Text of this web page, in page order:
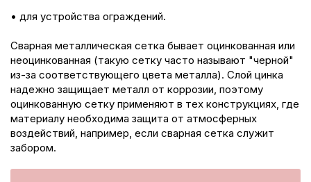
• для устройства ограждений.
Сварная металлическая сетка бывает оцинкованная или
неоцинкованная (такую сетку часто называют "черной"
из-за соответствующего цвета металла). Слой цинка
надежно защищает металл от коррозии, поэтому
оцинкованную сетку применяют в тех конструкциях, где
материалу необходима защита от атмосферных
воздействий, например, если сварная сетка служит
забором.